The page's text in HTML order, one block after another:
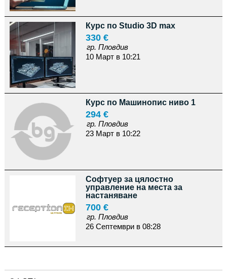
Курс по Studio 3D max
330 €
гр. Пловдив
10 Март в 10:21
Курс по Машинопис ниво 1
294 €
гр. Пловдив
23 Март в 10:22
Софтуер за цялостно
управление на места зa
настаняване
700 €
гр. Пловдив
26 Септември в 08:28